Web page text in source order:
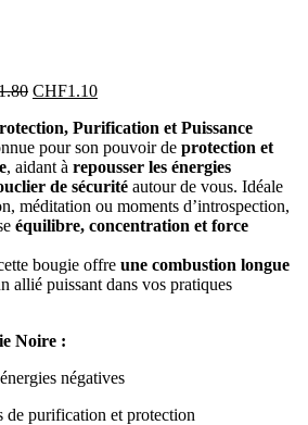
CHF1.10
Purification et Puissance
pour son pouvoir de protection et
, aidant à repousser les énergies
de sécurité autour de vous. Idéale
méditation ou moments d’introspection,
équilibre, concentration et force
bougie offre une combustion longue
allié puissant dans vos pratiques
Noire :
négatives
de purification et protection